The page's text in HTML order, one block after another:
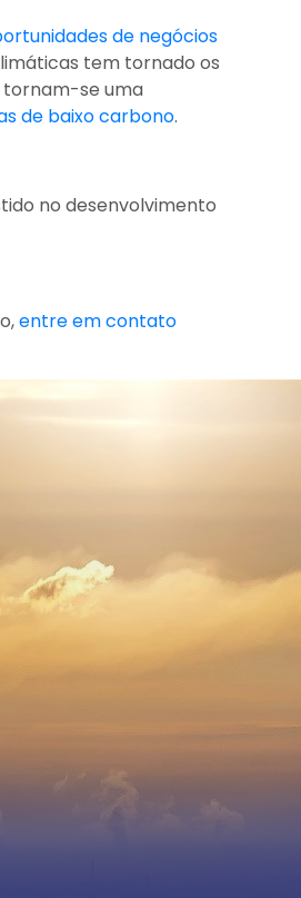
de negócios
tem tornado os
tornam-se uma
de baixo carbono.
no desenvolvimento
entre em contato